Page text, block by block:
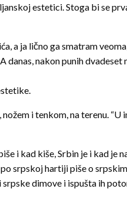
estetici. Stoga bi se
a ja lično ga smatram
danas, nakon punih dvadeset
i tenkom, na terenu. “U
i kad kiše, Srbin je i kad je
srpskoj hartiji piše o
dimove i ispušta ih